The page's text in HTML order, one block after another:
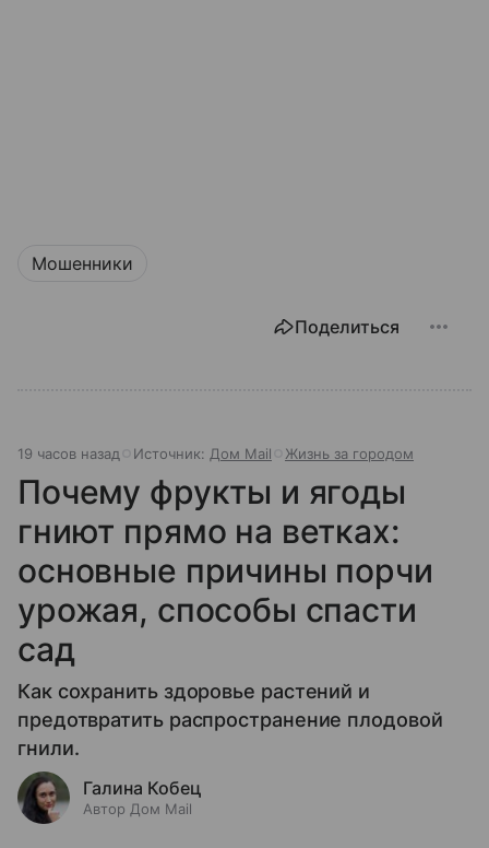
Мошенники
Поделиться
19 часов назад Источник: Дом Mail Жизнь за городом
Почему фрукты и ягоды
гниют прямо на ветках:
основные причины порчи
урожая, способы спасти
сад
Как сохранить здоровье растений и
предотвратить распространение плодовой
гнили.
Галина Кобец
Автор Дом Mail